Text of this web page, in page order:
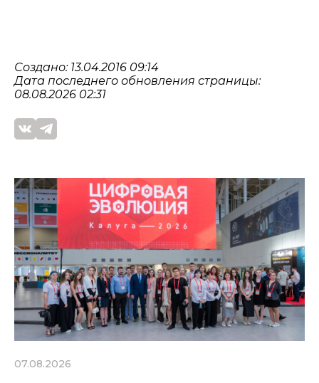
Создано: 13.04.2016 09:14
Дата последнего обновления страницы:
08.08.2026 02:31
07.08.2026